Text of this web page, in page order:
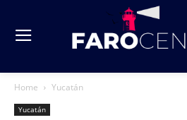
Home Yucatán
Yucatán